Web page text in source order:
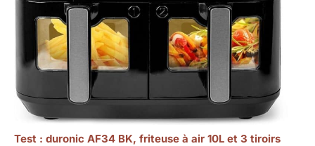
Test : duronic AF34 BK, friteuse à air 10L et 3 tiroirs